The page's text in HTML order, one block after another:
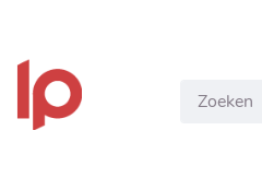
Gemeente
Langemark-
Poelkapelle
Wat
zoekt